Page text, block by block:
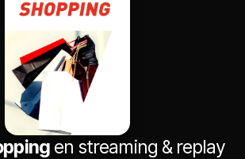
en streaming & replay